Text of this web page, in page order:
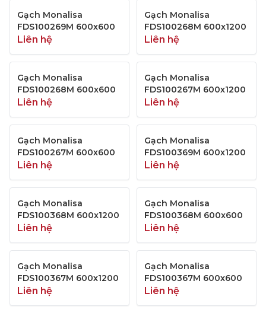
Gạch Monalisa
FDS100269M 600x600
Liên hệ
Gạch Monalisa
FDS100268M 600x1200
Liên hệ
Gạch Monalisa
FDS100268M 600x600
Liên hệ
Gạch Monalisa
FDS100267M 600x1200
Liên hệ
Gạch Monalisa
FDS100267M 600x600
Liên hệ
Gạch Monalisa
FDS100369M 600x1200
Liên hệ
Gạch Monalisa
FDS100368M 600x1200
Liên hệ
Gạch Monalisa
FDS100368M 600x600
Liên hệ
Gạch Monalisa
FDS100367M 600x1200
Liên hệ
Gạch Monalisa
FDS100367M 600x600
Liên hệ